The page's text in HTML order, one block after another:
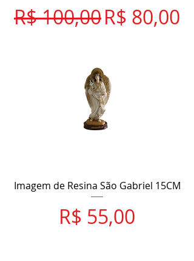
Preço normal
R$ 100,00Preço
R$ 80,00
Imagem de Resina São Gabriel 15CM
Preço
R$ 55,00